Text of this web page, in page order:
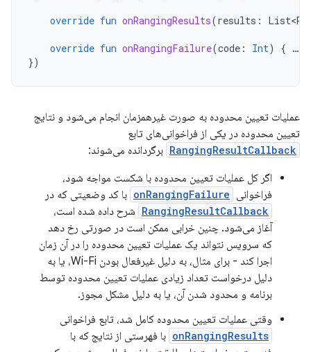
override fun onRangingResults(results :
override fun onRangingFailure(code : Int) { …
})
عملیات تعیین محدوده به صورت غیرهمزمان انجام می‌شود و نتایج
تعیین محدوده در یکی از فراخوانی‌های تابع
RangingResultCallback برگردانده می‌شوند:
اگر کل عملیات تعیین محدوده با شکست مواجه شود،
فراخوانی onRangingFailure با کد وضعیتی که در
RangingResultCallback شرح داده شده است،
آغاز می‌شود. چنین خرابی ممکن است در صورتی رخ دهد
که سرویس نتواند یک عملیات تعیین محدوده را در آن زمان
اجرا کند - برای مثال، به دلیل غیرفعال بودن Wi-Fi، یا به
دلیل درخواست تعداد زیادی عملیات تعیین محدوده توسط
برنامه و محدود شدن آن، یا به دلیل مشکل مجوز.
وقتی عملیات تعیین محدوده کامل شد، تابع فراخوانی
onRangingResults با فهرستی از نتایج که با